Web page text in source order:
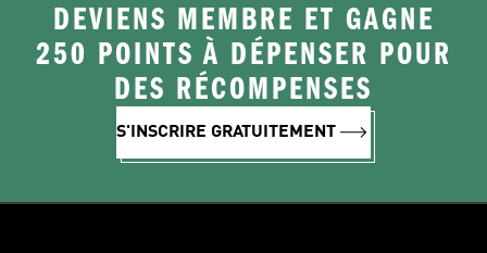
DEVIENS MEMBRE ET GAGNE
250 POINTS À DÉPENSER POUR
DES RÉCOMPENSES
S'INSCRIRE GRATUITEMENT